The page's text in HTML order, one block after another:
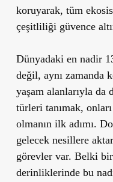
koruyarak, tüm
çeşitliliği güvence
Dünyadaki en nadir
değil, aynı zamanda
yaşam alanlarıyla da
türleri tanımak,
olmanın ilk adımı.
gelecek nesillere
görevler var. Belki
derinliklerinde bu